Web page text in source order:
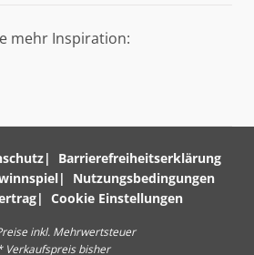
mehr Inspiration:
Barrierefreiheitserklärung
Nutzungsbedingungen
Cookie Einstellungen
inkl. Mehrwertsteuer
Verkaufspreis bisher